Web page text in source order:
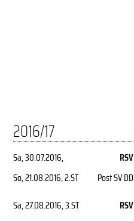
2016/17
Sa, 30.07.2016, RSV
So, 21.08.2016, 2.ST Post SV DD
Sa, 27.08.2016, 3.ST RSV